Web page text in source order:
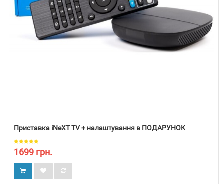
Приставка iNeXT TV + налаштування в ПОДАРУНОК
1699 грн.